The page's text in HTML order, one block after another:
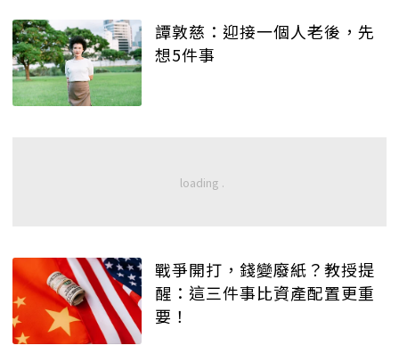
譚敦慈：迎接一個人老後，先
想5件事
戰爭開打，錢變廢紙？教授提
醒：這三件事比資產配置更重
要！